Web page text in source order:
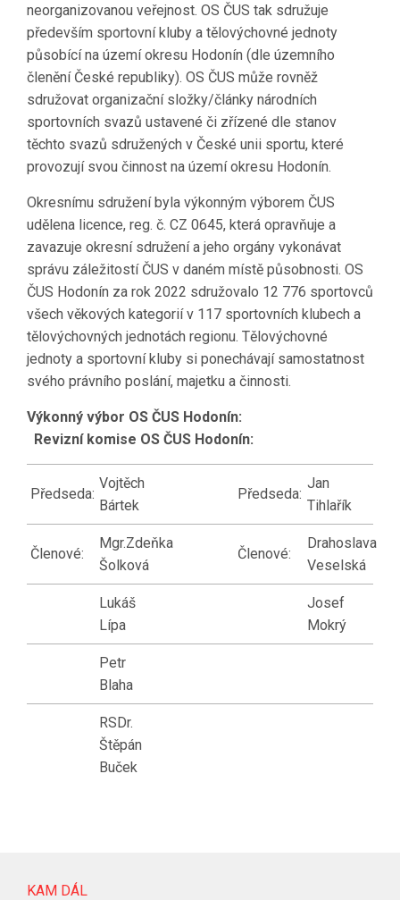
neorganizovanou veřejnost. OS ČUS tak sdružuje
především sportovní kluby a tělovýchovné jednoty
působící na území okresu Hodonín (dle územního
členění České republiky). OS ČUS může rovněž
sdružovat organizační složky/články národních
sportovních svazů ustavené či zřízené dle stanov
těchto svazů sdružených v České unii sportu, které
provozují svou činnost na území okresu Hodonín.
Okresnímu sdružení byla výkonným výborem ČUS
udělena licence, reg. č. CZ 0645, která opravňuje a
zavazuje okresní sdružení a jeho orgány vykonávat
správu záležitostí ČUS v daném místě působnosti. OS
ČUS Hodonín za rok 2022 sdružovalo 12 776 sportovců
všech věkových kategorií v 117 sportovních klubech a
tělovýchovných jednotách regionu. Tělovýchovné
jednoty a sportovní kluby si ponechávají samostatnost
svého právního poslání, majetku a činnosti.
Výkonný výbor OS ČUS Hodonín:
Revizní komise OS ČUS Hodonín:
Předseda:
Vojtěch
Bártek
Předseda:
Jan
Tihlařík
Členové:
Mgr.Zdeňka
Šolková
Členové:
Drahoslava
Veselská
Lukáš
Lípa
Josef
Mokrý
Petr
Blaha
RSDr.
Štěpán
Buček
KAM DÁL